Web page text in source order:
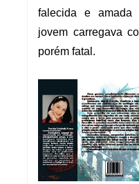
falecida e amada
jovem carregava
porém fatal.